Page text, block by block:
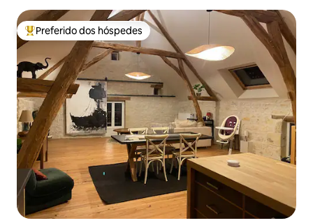
Entre os melhores preferidos dos hóspedes
Preferido dos hóspedes